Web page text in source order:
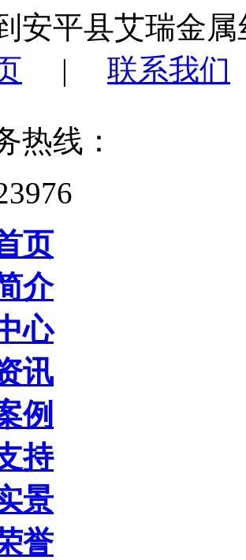
安平县艾瑞金
| 联系我们
热线：
页
介
心
讯
例
持
景
誉